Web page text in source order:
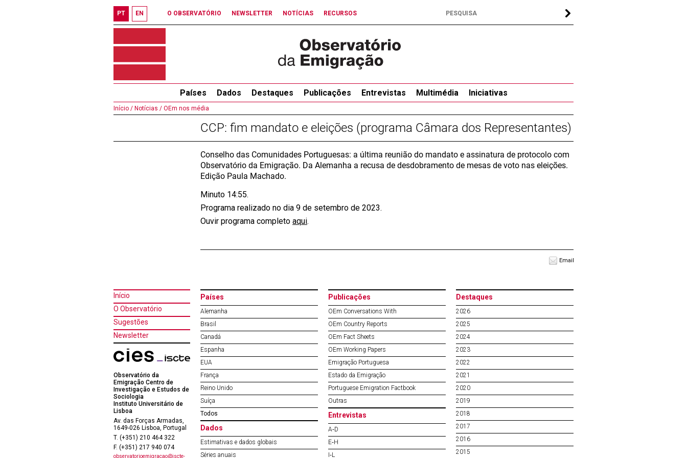
PT EN O OBSERVATÓRIO NEWSLETTER NOTÍCIAS RECURSOS
Países Dados Destaques Publicações Entrevistas Multimédia Iniciativas
Início / Notícias / OEm nos média
CCP: fim mandato e eleições (programa Câmara dos Representantes)
Conselho das Comunidades Portuguesas: a última reunião do mandato e assinatura de protocolo com
Observatório da Emigração. Da Alemanha a recusa de desdobramento de mesas de voto nas eleições.
Edição Paula Machado.
Minuto 14:55.
Programa realizado no dia 9 de setembro de 2023.
Ouvir programa completo aqui.
Email
Início
O Observatório
Sugestões
Newsletter
Observatório da
Emigração Centro de
Investigação e Estudos de
Sociologia
Instituto Universitário de
Lisboa
Av. das Forças Armadas,
1649-026 Lisboa, Portugal
T. (+351) 210 464 322
F. (+351) 217 940 074
observatorioemigracao@iscte-
Países
Alemanha
Brasil
Canadá
Espanha
EUA
França
Reino Unido
Suíça
Todos
Dados
Estimativas e dados globais
Séries anuais
Publicações
OEm Conversations With
OEm Country Reports
OEm Fact Sheets
OEm Working Papers
Emigração Portuguesa
Estado da Emigração
Portuguese Emigration Factbook
Outras
Entrevistas
A‐D
E‐H
I‐L
Destaques
2026
2025
2024
2023
2022
2021
2020
2019
2018
2017
2016
2015